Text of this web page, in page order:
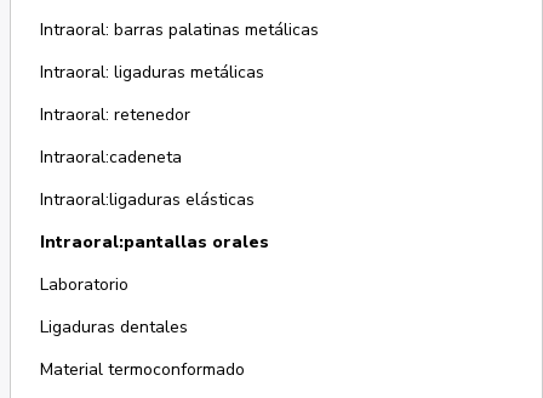
Intraoral: barras palatinas metálicas
Intraoral: ligaduras metálicas
Intraoral: retenedor
Intraoral:cadeneta
Intraoral:ligaduras elásticas
Intraoral:pantallas orales
Laboratorio
Ligaduras dentales
Material termoconformado